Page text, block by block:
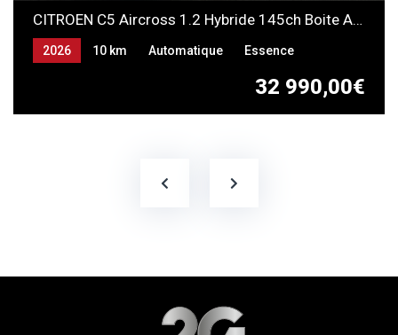
CITROEN C5 Aircross 1.2 Hybride 145ch Boite Automatique
32 990,00€
2026 10 km Automatique Essence